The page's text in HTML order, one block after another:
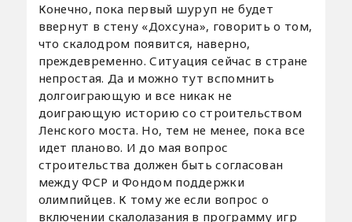
Конечно, пока первый шуруп не будет
ввернут в стену «Дохсуна», говорить о том,
что скалодром появится, наверно,
преждевременно. Ситуация сейчас в стране
непростая. Да и можно тут вспомнить
долгоиграющую и все никак не
доиграющую историю со строительством
Ленского моста. Но, тем не менее, пока все
идет планово. И до мая вопрос
строительства должен быть согласован
между ФСР и Фондом поддержки
олимпийцев. К тому же если вопрос о
включении скалолазания в программу игр